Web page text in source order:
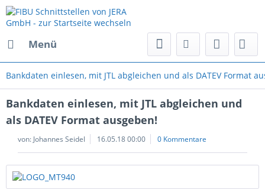
Menü
Bankdaten einlesen, mit JTL abgleichen und als DATEV Format
Bankdaten einlesen, mit JTL abgleichen und
als DATEV Format ausgeben!
von: Johannes Seidel 16.05.18 00:00 0 Kommentare